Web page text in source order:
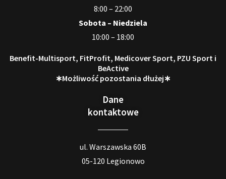
8:00 – 22:00
Sobota – Niedziela
10:00 – 18:00
Benefit-Multisport, FitProfit, Medicover Sport, PZU Sport i
BeActive
∗Możliwość pozostania dłużej∗
Dane
kontaktowe
ul. Warszawska 60B
05-120 Legionowo